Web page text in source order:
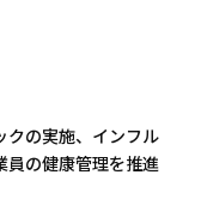
クの実施、インフル
員の健康管理を推進